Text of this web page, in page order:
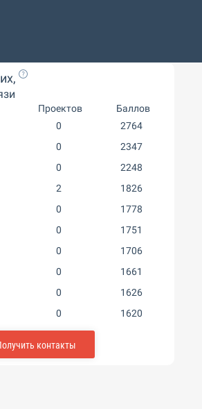
Проектов
Баллов
0
2764
0
2347
0
2248
2
1826
0
1778
0
1751
0
1706
0
1661
0
1626
0 1620
контакты